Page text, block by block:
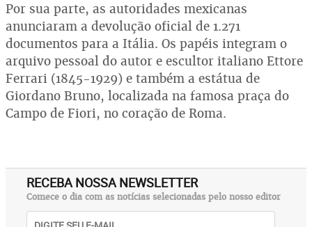
Por sua parte, as autoridades mexicanas
anunciaram a devolução oficial de 1.271
documentos para a Itália. Os papéis integram o
arquivo pessoal do autor e escultor italiano Ettore
Ferrari (1845-1929) e também a estátua de
Giordano Bruno, localizada na famosa praça do
Campo de Fiori, no coração de Roma.
RECEBA NOSSA NEWSLETTER
Comece o dia com as notícias selecionadas pelo nosso editor